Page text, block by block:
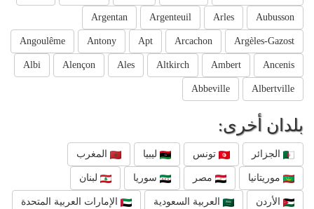
Aubusson
Arles
Argenteuil
Argentan
Argèles-Gazost
Arcachon
Apt
Antony
Angoulême
Ancenis
Ambert
Altkirch
Ales
Alençon
Albi
Albertville
Abbeville
بلدان أخرى:
الجزائر تونس ليبيا المغرب
موريتانيا مصر سوريا لبنان
الأردن العربية السعودية الإمارات العربية المتحدة